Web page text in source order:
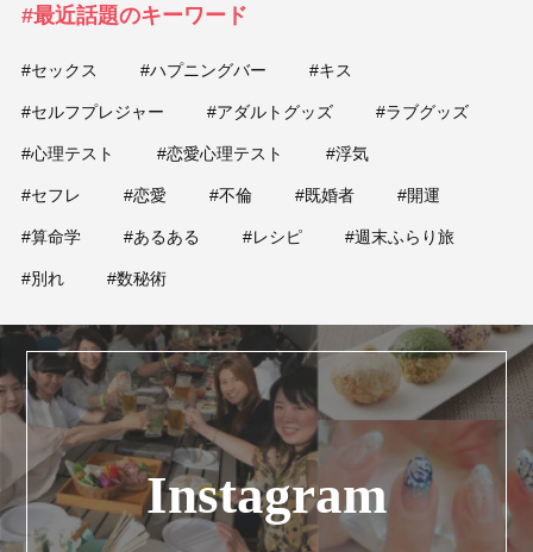
#最近話題のキーワード
#セックス #ハプニングバー #キス
#セルフプレジャー #アダルトグッズ #ラブグッズ
#心理テスト #恋愛心理テスト #浮気
#セフレ #恋愛 #不倫 #既婚者 #開運
#算命学 #あるある #レシピ #週末ふらり旅
#別れ #数秘術
Instagram